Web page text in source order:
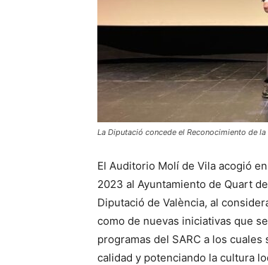
La Diputació concede el Reconocimiento de
El Auditorio Molí de Vila acogió
2023 al Ayuntamiento de Quart
Diputació de València, al
como de nuevas iniciativas que
programas del SARC a los
calidad y potenciando la cultura